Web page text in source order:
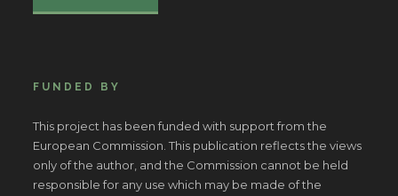
FUNDED BY
This project has been funded with support from the
European Commission. This publication reflects the views
only of the author, and the Commission cannot be held
responsible for any use which may be made of the